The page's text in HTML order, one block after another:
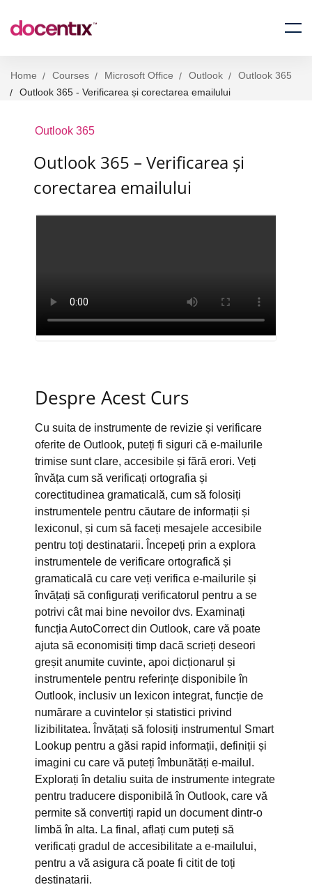
Home Courses Microsoft Office Outlook
Outlook 365
Outlook 365 - Verificarea și corectarea emailului
Outlook 365
Outlook 365 – Verificarea și
corectarea emailului
Despre Acest Curs
Cu suita de instrumente de revizie și verificare
oferite de Outlook, puteți fi siguri că e-mailurile
trimise sunt clare, accesibile și fără erori. Veți
învăța cum să verificați ortografia și
corectitudinea gramaticală, cum să folosiți
instrumentele pentru căutare de informații și
lexiconul, și cum să faceți mesajele accesibile
pentru toți destinatarii. Începeți prin a explora
instrumentele de verificare ortografică și
gramaticală cu care veți verifica e-mailurile și
învățați să configurați verificatorul pentru a se
potrivi cât mai bine nevoilor dvs. Examinați
funcția AutoCorrect din Outlook, care vă poate
ajuta să economisiți timp dacă scrieți deseori
greșit anumite cuvinte, apoi dicționarul și
instrumentele pentru referințe disponibile în
Outlook, inclusiv un lexicon integrat, funcție de
numărare a cuvintelor și statistici privind
lizibilitatea. Învățați să folosiți instrumentul Smart
Lookup pentru a găsi rapid informații, definiții și
imagini cu care vă puteți îmbunătăți e-mailul.
Explorați în detaliu suita de instrumente integrate
pentru traducere disponibilă în Outlook, care vă
permite să convertiți rapid un document dintr-o
limbă în alta. La final, aflați cum puteți să
verificați gradul de accesibilitate a e-mailului,
pentru a vă asigura că poate fi citit de toți
destinatarii.